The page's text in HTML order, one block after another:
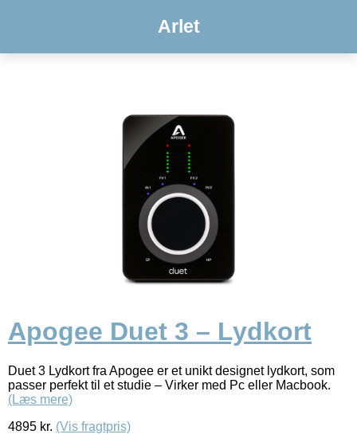
Arlet
Apogee Duet 3 – Lydkort
Duet 3 Lydkort fra Apogee er et unikt designet lydkort, som
passer perfekt til et studie – Virker med Pc eller Macbook.
(Læs mere)
4895 kr. (Vis fragtpris)